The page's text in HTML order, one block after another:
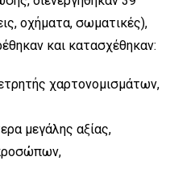
οχήματα, σωματικές),
και κατασχέθηκαν:
χαρτονομισμάτων,
μεγάλης αξίας,